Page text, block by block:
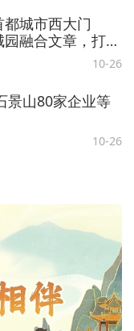
城市西大门
园融合文章，打造
10-26
景山80家企业等
10-26